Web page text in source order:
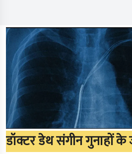
डॉक्टर डेथ संगीन गुनाहों के